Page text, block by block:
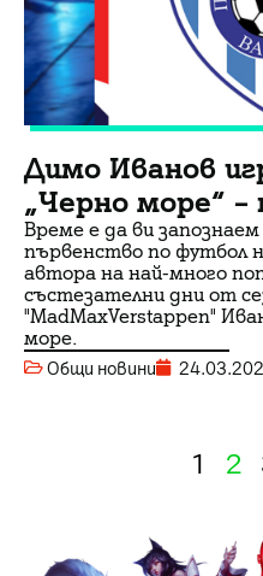
Димо Иванов
„Черно море“
Време е да ви
първенство по футбол
автора на най-много
състезателни дни от
"MadMaxVerstappen"
море.
Общи новини
1 2